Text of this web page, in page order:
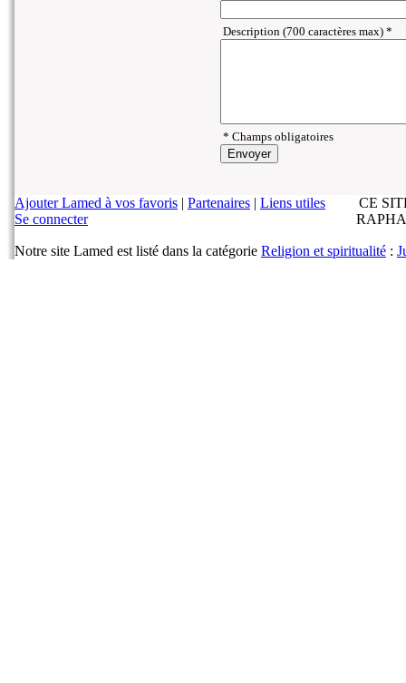
Description (700 caractères max) *
* Champs obligatoires
Ajouter Lamed à vos favoris | Partenaires | Liens utiles
Se connecter
CE
Notre site Lamed est listé dans la catégorie Religion et spiritualité :